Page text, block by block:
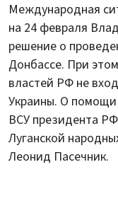
Международная
на 24 февраля
решение о
Донбассе. При
властей РФ не
Украины. О помощи
ВСУ президента РФ
Луганской
Леонид Пасечник.